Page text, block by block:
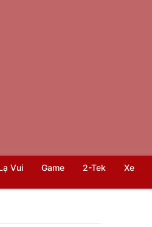
Vui Game 2-Tek Xe